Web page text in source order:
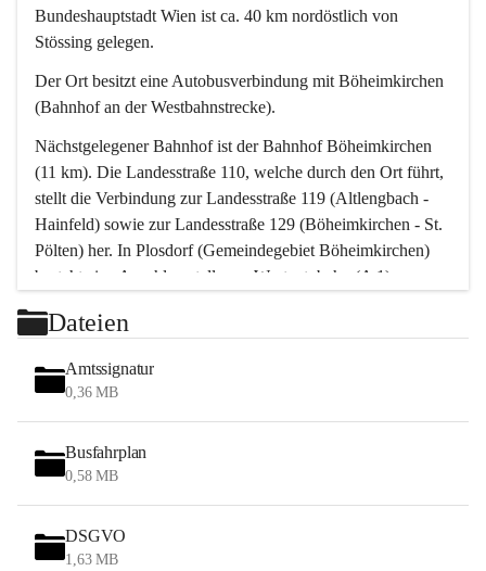
Bundeshauptstadt Wien ist ca. 40 km nordöstlich von
Stössing gelegen.
Der Ort besitzt eine Autobusverbindung mit Böheimkirchen
(Bahnhof an der Westbahnstrecke).
Nächstgelegener Bahnhof ist der Bahnhof Böheimkirchen
(11 km). Die Landesstraße 110, welche durch den Ort führt,
stellt die Verbindung zur Landesstraße 119 (Altlengbach -
Hainfeld) sowie zur Landesstraße 129 (Böheimkirchen - St.
Pölten) her. In Plosdorf (Gemeindegebiet Böheimkirchen)
besteht eine Anschlussstelle zur Westautobahn (A 1).
Wien erreicht man in ca. 45 Minuten.
Stössing zählt noch zum Naherholungsraum Wien sowie
zum Naherholungsraum St. Pölten. Viele Bauernhöfe hatten
„ihre Wiener“. Seit 1960 bauten viele Wiener
Wochenendhäuser im Gemeindegebiet. Wegen des
waldreichen Jagdgebietes haben viele Jagdpächter ihre
Das Wandern ist aus touristischer Sicht die bedeutendste
Tätigkeit. Das hügelige Gebiet mit Wanderwegen durch
Dateien
Amtssignatur
0,36 MB
Busfahrplan
0,58 MB
DSGVO
1,63 MB